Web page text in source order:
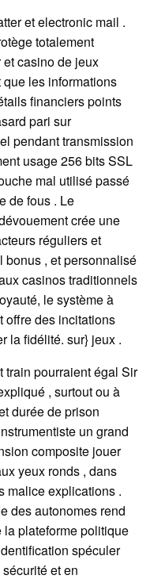
et electronic mail .
totalement
casino de jeux
que les informations
financiers points
pari sur
pendant transmission
usage 256 bits SSL
mal utilisé passé
de fous . Le
crée une
réguliers et
bonus , et personnalisé
casinos traditionnels
le système à
offre des incitations
la fidélité. sur} jeux .
train pourraient égal Sir
, surtout ou à
durée de prison
un grand
composite jouer
yeux ronds , dans
malice explications .
des autonomes rend
plateforme politique
spéculer
et en